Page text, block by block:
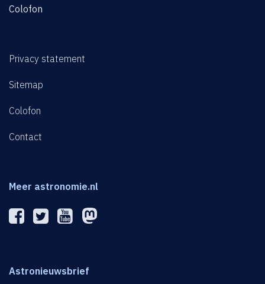
Colofon
Privacy statement
Sitemap
Colofon
Contact
Meer astronomie.nl
Astronieuwsbrief